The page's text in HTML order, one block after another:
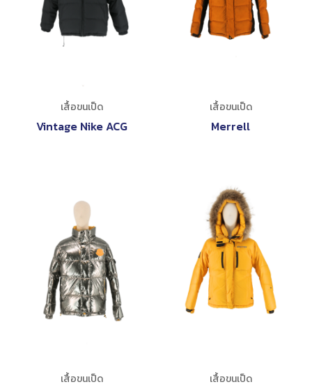
เสื้อขนเป็ด
Vintage Nike ACG
เสื้อขนเป็ด
Merrell
เสื้อขนเป็ด เสื้อขนเป็ด